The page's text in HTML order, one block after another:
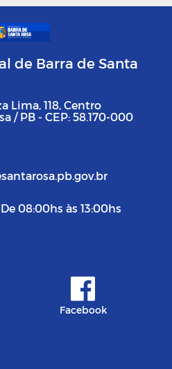
de Barra de Santa
Lima, 118, Centro
/ PB - CEP: 58.170-000
08:00hs às 13:00hs
Facebook